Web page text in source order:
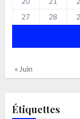
27
28
« Juin
Étiquettes